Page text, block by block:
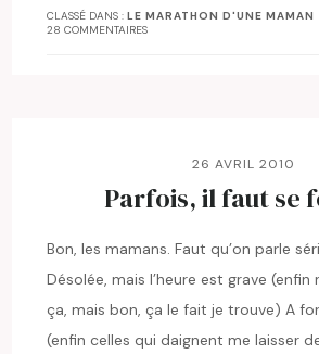
CLASSÉ DANS :LE MARATHON D'UNE MAMAN
28 COMMENTAIRES
26 AVRIL 2010
Parfois, il faut se
Bon, les mamans. Faut qu’on parle
Désolée, mais l’heure est grave
ça, mais bon, ça le fait je trouve) A
(enfin celles qui daignent me laisser